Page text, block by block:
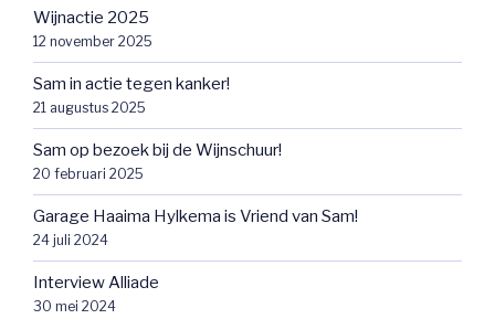
Wijnactie 2025
12 november 2025
Sam in actie tegen kanker!
21 augustus 2025
Sam op bezoek bij de Wijnschuur!
20 februari 2025
Garage Haaima Hylkema is Vriend van Sam!
24 juli 2024
Interview Alliade
30 mei 2024